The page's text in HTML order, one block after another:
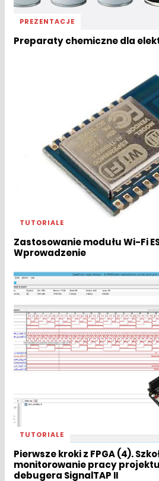
PREZENTACJE
Preparaty chemiczne dla
TUTORIALE
Zastosowanie modułu Wi-Fi
Wprowadzenie
TUTORIALE
Pierwsze kroki z FPGA (4).
monitorowanie pracy
debugera SignalTAP II